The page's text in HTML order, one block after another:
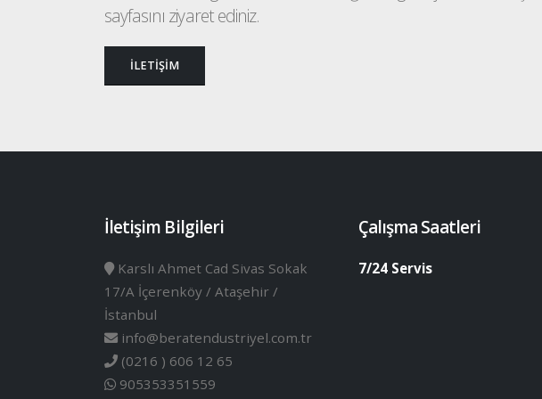
sayfasını ziyaret ediniz.
İLETİŞİM
İletişim Bilgileri
Karslı Ahmet Cad Sivas Sokak
17/A İçerenköy / Ataşehir /
İstanbul
info@beratendustriyel.com.tr
(0216 ) 606 12 65
905353351559
Çalışma Saatleri
7/24 Servis